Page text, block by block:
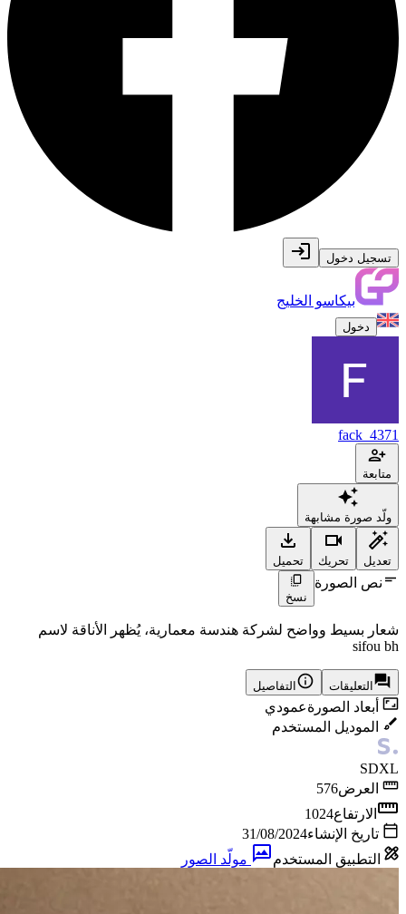
تسجيل دخول
بيكاسو الخليج
دخول
fack_4371
متابعة
ولّد صورة مشابهة
تعديل تحريك تحميل
نص الصورة
نسخ
شعار بسيط وواضح لشركة هندسة معمارية، يُظهر الأناقة لاسم
sifou bh
التعليقات التفاصيل
أبعاد الصورةعمودي
الموديل المستخدم
SDXL
العرض576
الارتفاع1024
تاريخ الإنشاء31/08/2024
التطبيق المستخدم
مولّد الصور